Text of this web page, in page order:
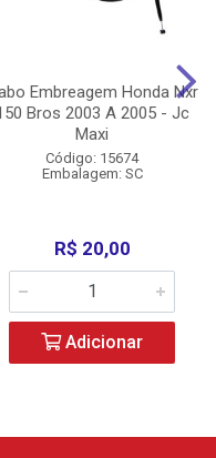
Embreagem Honda Nxr
Bros 2003 A 2005 - Jc
Maxi
Código: 15674
Embalagem: SC
R$ 20,00
Adicionar